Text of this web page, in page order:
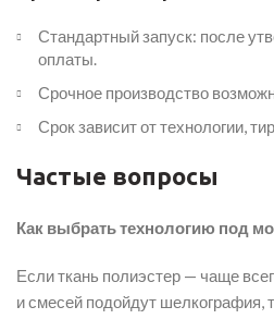
Стандартный запуск: после
оплаты.
Срочное производство
Срок зависит от технологии,
Частые вопросы
Как выбрать технологию под
Если ткань полиэстер — чаще
и смесей подойдут шелкография,